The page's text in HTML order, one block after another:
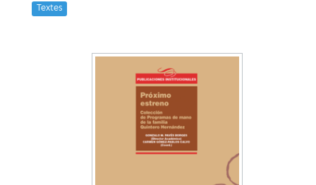
Textes